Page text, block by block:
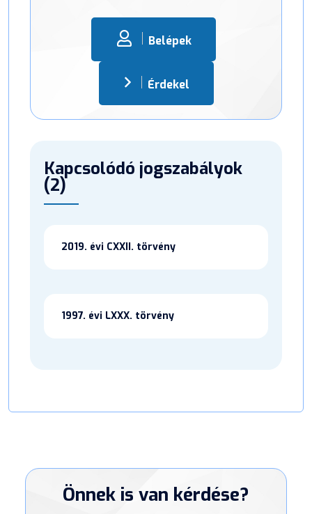
Belépek
Érdekel
Kapcsolódó jogszabályok
(2)
2019. évi CXXII. törvény
1997. évi LXXX. törvény
Önnek is van kérdése?